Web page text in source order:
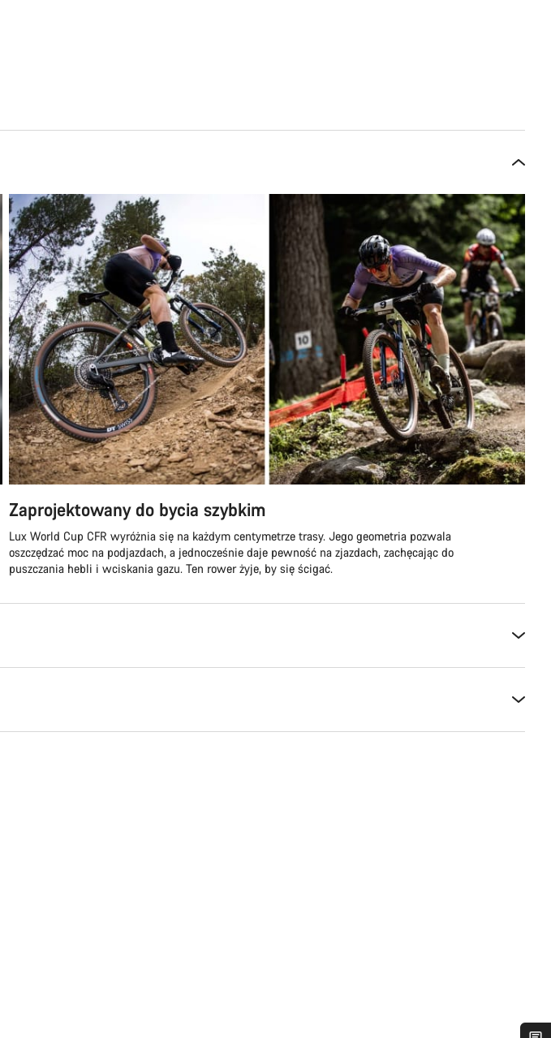
Zaprojektowany do bycia szybkim
Lux World Cup CFR wyróżnia się na każdym centymetrze trasy. Jego geometria pozwala
oszczędzać moc na podjazdach, a jednocześnie daje pewność na zjazdach, zachęcając do
puszczania hebli i wciskania gazu. Ten rower żyje, by się ścigać.